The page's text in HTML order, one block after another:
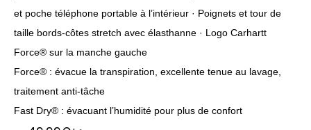
et poche téléphone portable à l’intérieur · Poignets et tour de
taille bords-côtes stretch avec élasthanne · Logo Carhartt
Force® sur la manche gauche
Force® : évacue la transpiration, excellente tenue au lavage,
traitement anti-tâche
Fast Dry® : évacuant l’humidité pour plus de confort